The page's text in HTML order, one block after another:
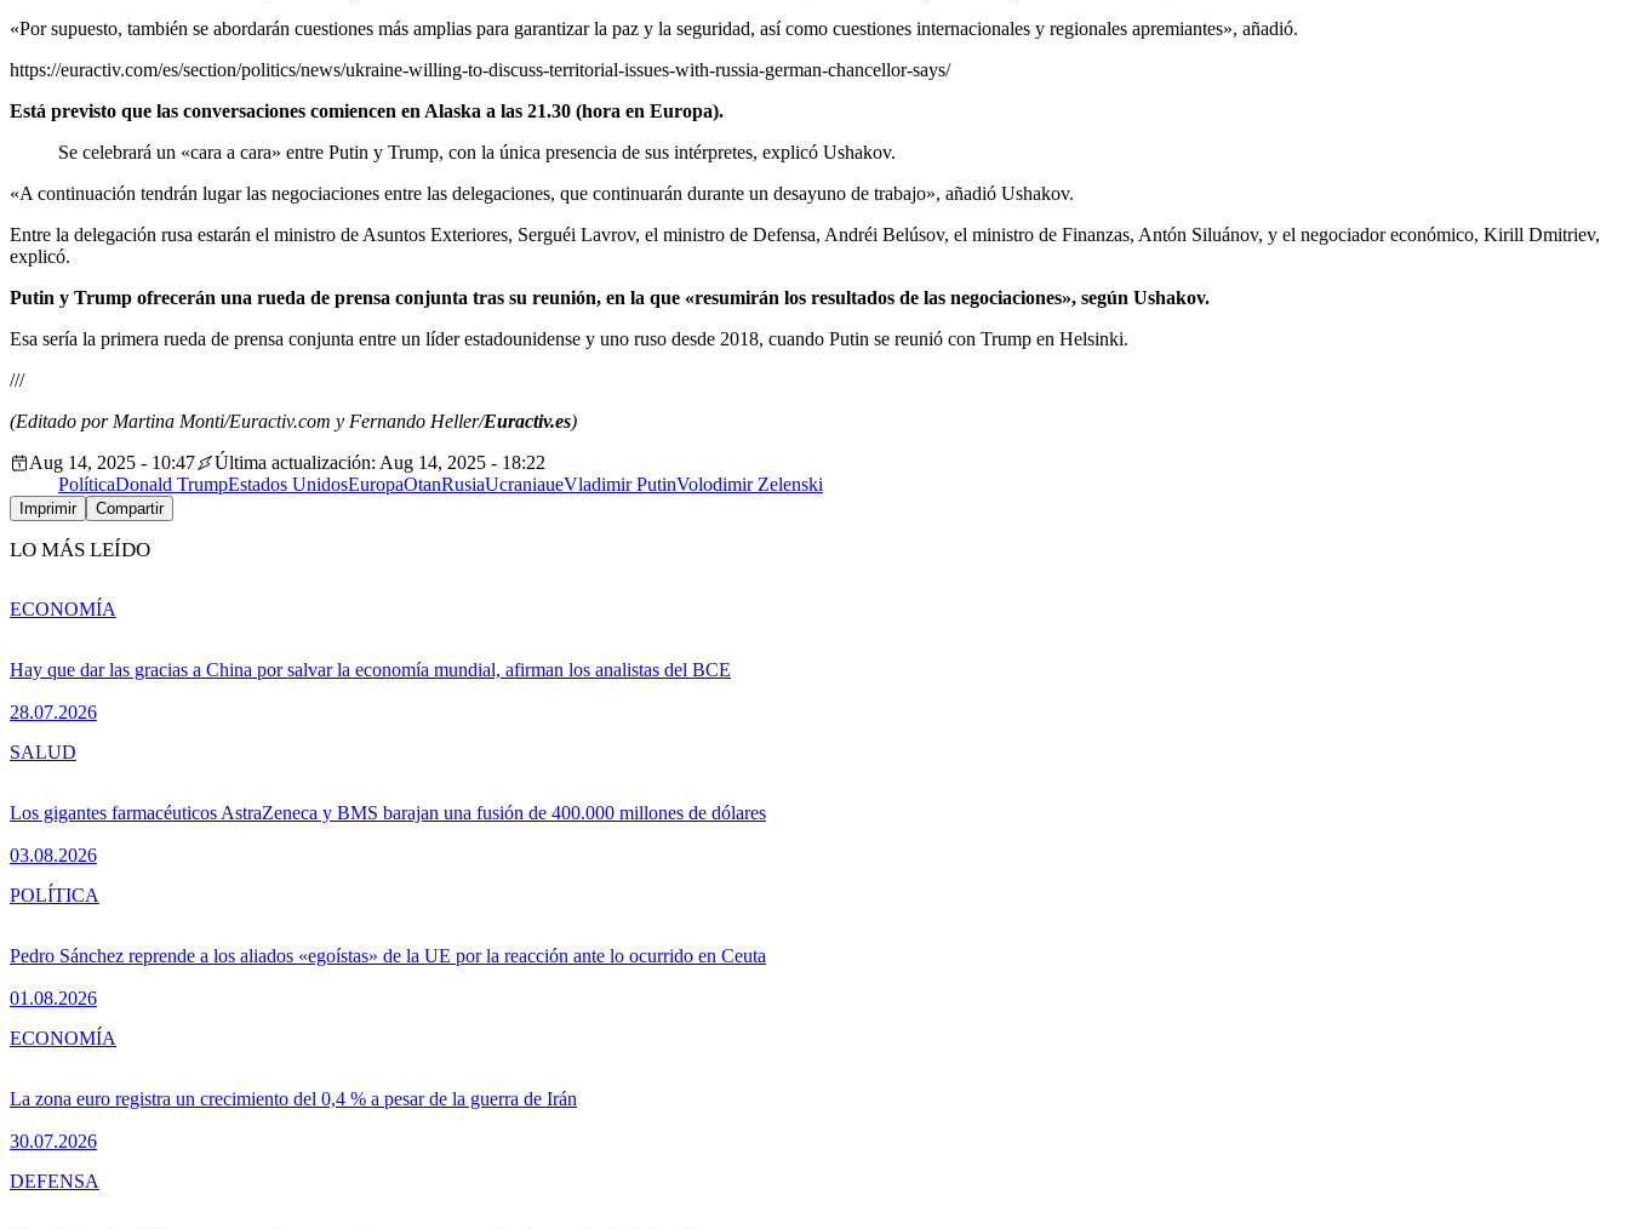
«Por supuesto, también se abordarán cuestiones más amplias para garantizar la paz y la seguridad, así como cuestiones internacionales y regionales apremiantes», añadió.
https://euractiv.com/es/section/politics/news/ukraine-willing-to-discuss-territorial-issues-with-russia-german-chancellor-says/
Está previsto que las conversaciones comiencen en Alaska a las 21.30 (hora en Europa).
Se celebrará un «cara a cara» entre Putin y Trump, con la única presencia de sus intérpretes, explicó Ushakov.
«A continuación tendrán lugar las negociaciones entre las delegaciones, que continuarán durante un desayuno de trabajo», añadió Ushakov.
Entre la delegación rusa estarán el ministro de Asuntos Exteriores, Serguéi Lavrov, el ministro de Defensa, Andréi Belúsov, el ministro de Finanzas, Antón Siluánov, y el negociador económico, Kirill Dmitriev,
explicó.
Putin y Trump ofrecerán una rueda de prensa conjunta tras su reunión, en la que «resumirán los resultados de las negociaciones», según Ushakov.
Esa sería la primera rueda de prensa conjunta entre un líder estadounidense y uno ruso desde 2018, cuando Putin se reunió con Trump en Helsinki.
///
(Editado por Martina Monti/Euractiv.com y Fernando Heller/Euractiv.es)
Aug 14, 2025 - 10:47
Última actualización: Aug 14, 2025 - 18:22
PolíticaDonald TrumpEstados UnidosEuropaOtanRusiaUcraniaueVladimir PutinVolodimir Zelenski
Imprimir Compartir
LO MÁS LEÍDO
Hay que dar las gracias a China por salvar la economía mundial, afirman los analistas del BCE
28.07.2026
ECONOMÍA
Los gigantes farmacéuticos AstraZeneca y BMS barajan una fusión de 400.000 millones de dólares
03.08.2026
SALUD
Pedro Sánchez reprende a los aliados «egoístas» de la UE por la reacción ante lo ocurrido en Ceuta
01.08.2026
POLÍTICA
La zona euro registra un crecimiento del 0,4 % a pesar de la guerra de Irán
30.07.2026
ECONOMÍA
DEFENSA